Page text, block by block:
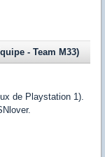
- Team M33)
de Playstation 1).